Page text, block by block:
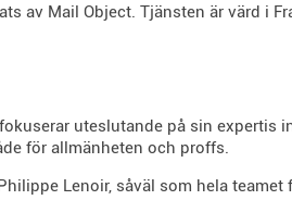
av Mail Object. Tjänsten är värd i
uteslutande på sin expertis
för allmänheten och proffs.
Lenoir, såväl som hela